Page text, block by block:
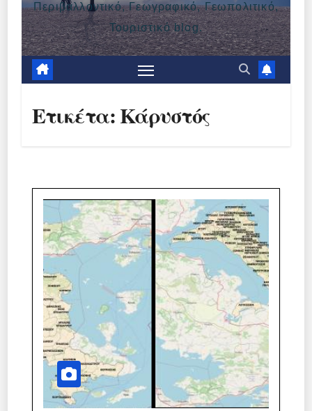
Περιβαλλοντικό, Γεωγραφικό, Γεωπολιτικό,
Τουριστικό blog.
Ετικέτα:Κάρυστός